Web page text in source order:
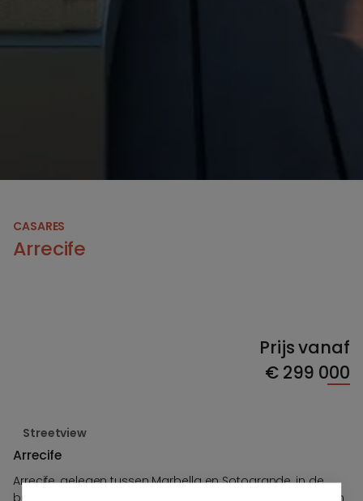
CASARES
Arrecife
Prijs vanaf
€299 000
Streetview
Arrecife
Arrecife, gelegen tussen Marbella en Sotogrande, in de